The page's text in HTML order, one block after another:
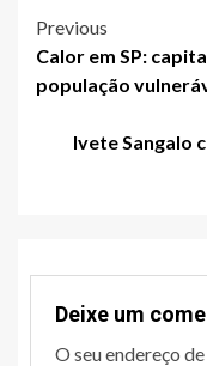
Post
navigation
Previous
Calor em SP:
população
Ivete Sangalo
Deixe um
O seu endereço